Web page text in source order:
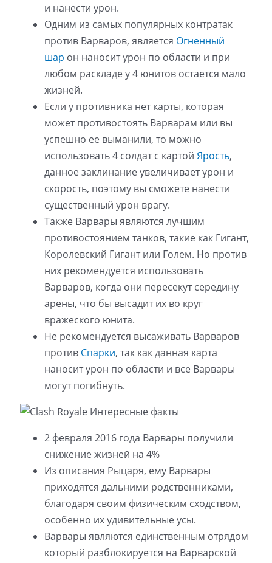
и нанести урон.
Одним из самых популярных контратак
против Варваров, является Огненный
шар он наносит урон по области и при
любом раскладе у 4 юнитов остается мало
жизней.
Если у противника нет карты, которая
может противостоять Варварам или вы
успешно ее выманили, то можно
использовать 4 солдат с картой Ярость,
данное заклинание увеличивает урон и
скорость, поэтому вы сможете нанести
существенный урон врагу.
Также Варвары являются лучшим
противостоянием танков, такие как Гигант,
Королевский Гигант или Голем. Но против
них рекомендуется использовать
Варваров, когда они пересекут середину
арены, что бы высадит их во круг
вражеского юнита.
Не рекомендуется высаживать Варваров
против Спарки, так как данная карта
наносит урон по области и все Варвары
могут погибнуть.
2 февраля 2016 года Варвары получили
снижение жизней на 4%
Из описания Рыцаря, ему Варвары
приходятся дальними родственниками,
благодаря своим физическим сходством,
особенно их удивительные усы.
Варвары являются единственным отрядом
который разблокируется на Варварской